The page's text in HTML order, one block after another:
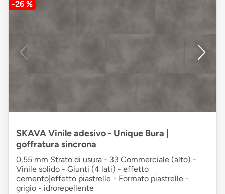
-26 %
SKAVA Vinile adesivo - Unique Bura |
goffratura sincrona
0,55 mm Strato di usura - 33 Commerciale (alto) -
Vinile solido - Giunti (4 lati) - effetto
cemento|effetto piastrelle - Formato piastrelle -
grigio - idrorepellente